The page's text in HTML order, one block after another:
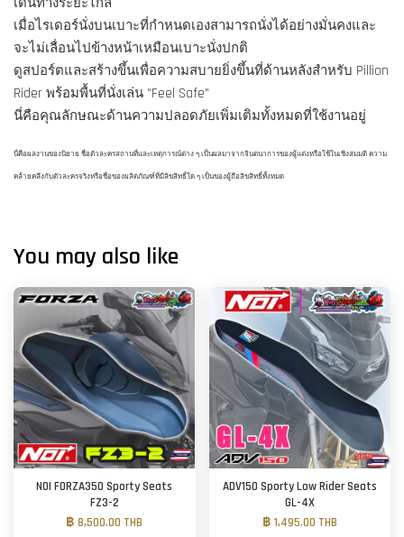
เดินทางระยะไกล
เมื่อไรเดอร์นั่งบนเบาะที่กำหนดเองสามารถนั่งได้อย่างมั่นคงและ
จะไม่เลื่อนไปข้างหน้าเหมือนเบาะนั่งปกติ
ดูสปอร์ตและสร้างขึ้นเพื่อความสบายยิ่งขึ้นที่ด้านหลังสำหรับ Pillion
Rider พร้อมพื้นที่นั่งเล่น "Feel Safe"
นี่คือคุณลักษณะด้านความปลอดภัยเพิ่มเติมทั้งหมดที่ใช้งานอยู่
นี่คือผลงานของนิยาย ชื่อตัวละครสถานที่และเหตุการณ์ต่าง ๆ เป็นผลมาจากจินตนาการของผู้แต่งหรือใช้ในเชิงสมมติ ความ
คล้ายคลึงกับตัวละครจริงหรือชื่อของผลิตภัณฑ์ที่มีลิขสิทธิ์ใด ๆ เป็นของผู้ถือลิขสิทธิ์ทั้งหมด
You may also like
NOI FORZA350 Sporty Seats
FZ3-2
฿ 8,500.00 THB
ADV150 Sporty Low Rider Seats
GL-4X
฿ 1,495.00 THB